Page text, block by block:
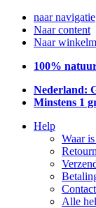
naar navigatie
Naar content
Naar
100%
Nederland:
Minstens 1
Help
Waar
Contact
Alle